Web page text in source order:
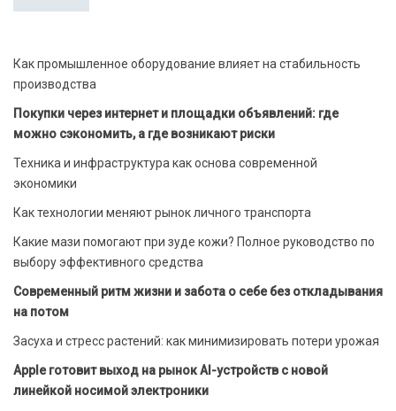
Как промышленное оборудование влияет на стабильность
производства
Покупки через интернет и площадки объявлений: где
можно сэкономить, а где возникают риски
Техника и инфраструктура как основа современной
экономики
Как технологии меняют рынок личного транспорта
Какие мази помогают при зуде кожи? Полное руководство по
выбору эффективного средства
Современный ритм жизни и забота о себе без откладывания
на потом
Засуха и стресс растений: как минимизировать потери урожая
Apple готовит выход на рынок AI-устройств с новой
линейкой носимой электроники